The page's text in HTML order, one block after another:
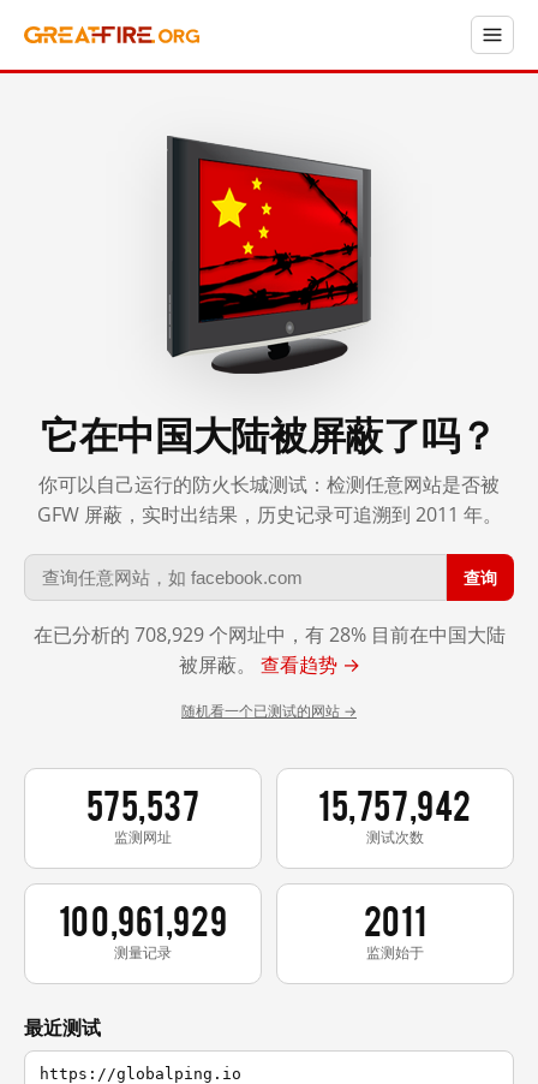
它在中国大陆被屏蔽了吗？
你可以自己运行的防火长城测试：检测任意网站是否被
GFW 屏蔽，实时出结果，历史记录可追溯到 2011 年。
查询
在已分析的 708,929 个网址中，有 28% 目前在中国大陆
被屏蔽。 查看趋势 →
随机看一个已测试的网站 →
575,537
监测网址
15,757,942
测试次数
100,961,929
测量记录
2011
监测始于
最近测试
https://globalping.io